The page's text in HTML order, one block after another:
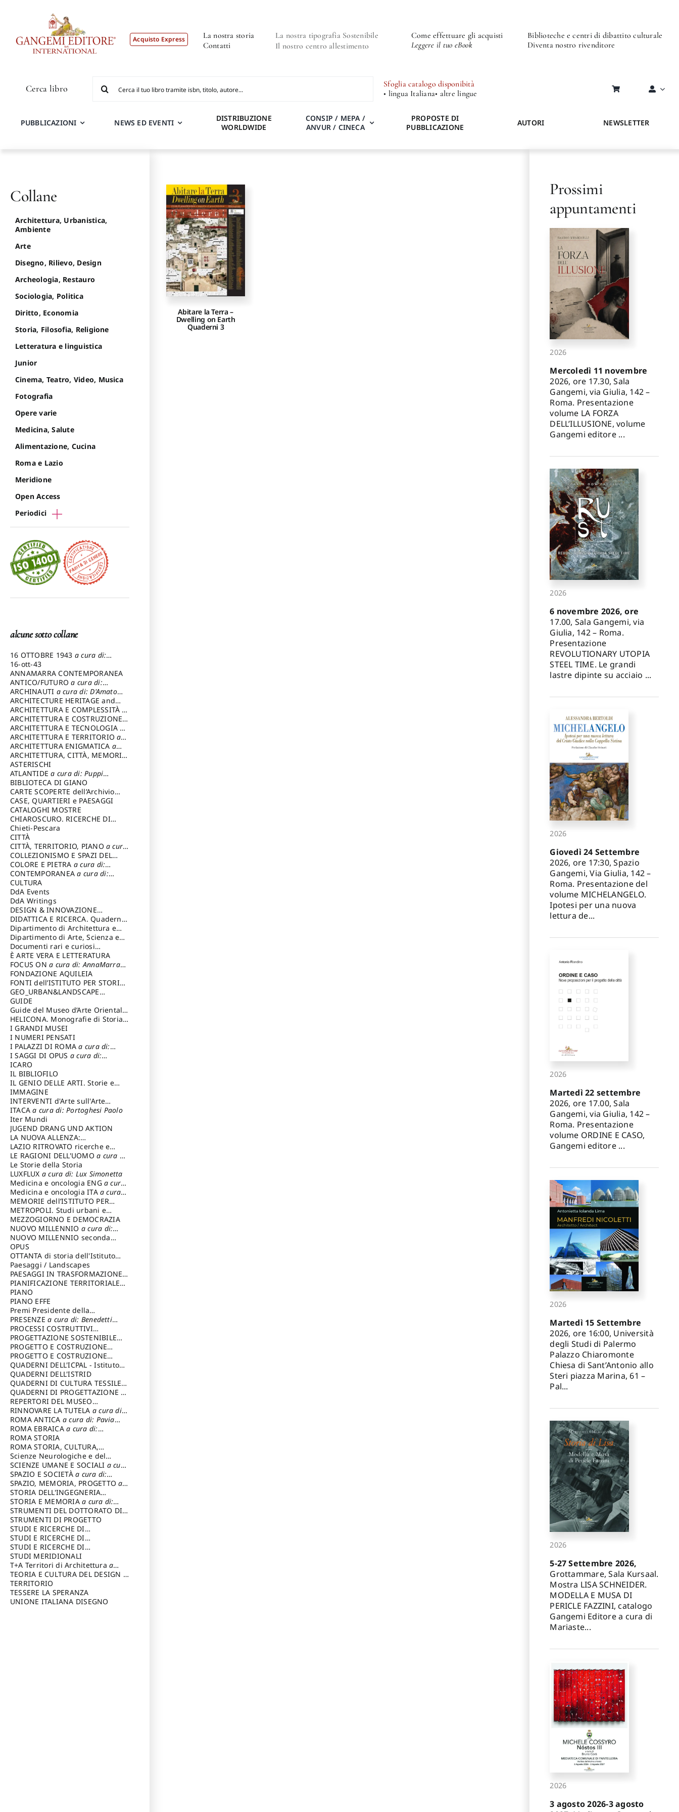
Acquisto Express
La nostra storia
Contatti
La nostra tipografia Sostenibile
Il nostro centro allestimento
Come effettuare gli acquisti
Leggere il tuo eBook
Biblioteche e centri di dibattito culturale
Diventa nostro rivenditore
Cerca libro
per:
Sfoglia catalogo disponibità
• lingua Italiana• altre lingue
PUBBLICAZIONI NEWS ED EVENTI
DISTRIBUZIONE
WORLDWIDE
CONSIP / MEPA /
ANVUR / CINECA
PROPOSTE DI
PUBBLICAZIONE
AUTORI NEWSLETTER
Abitare la Terra –
Dwelling on Earth
Quaderni 3
Collane
Architettura, Urbanistica,
Ambiente
Arte
Disegno, Rilievo, Design
Archeologia, Restauro
Sociologia, Politica
Diritto, Economia
Storia, Filosofia, Religione
Letteratura e linguistica
Junior
Cinema, Teatro, Video, Musica
Fotografia
Opere varie
Medicina, Salute
Alimentazione, Cucina
Roma e Lazio
Meridione
Open Access
Periodici
alcune sotto collane
16 OTTOBRE 1943 a cura di:
Pezzetti Marcello
16-ott-43
ANNAMARRA CONTEMPORANEA
ANTICO/FUTUROa cura di:
Varagnoli Claudio
ARCHINAUTI a cura di: D'Amato
Claudio
ARCHITECTURE HERITAGE and
DESIGN
ARCHITETTURA E COMPLESSITÀ a
cura di: Piva Antonio
ARCHITETTURA E COSTRUZIONEa
cura di: Poretti Sergio
ARCHITETTURA E TECNOLOGIA a
cura di: Carrara Gianfranco
ARCHITETTURA E TERRITORIOa
cura di: Pietrogrande Enrico
ARCHITETTURA ENIGMATICA a
cura di: Lenci Ruggero
ARCHITETTURA, CITTÀ, MEMORIA
a cura di: Valeriani Enrico
ASTERISCHI
ATLANTIDEa cura di: Puppi
Lionello
BIBLIOTECA DI GIANO
CARTE SCOPERTE dell’Archivio
Storico Capitolino
CASE, QUARTIERI e PAESAGGI
CATALOGHI MOSTRE
CHIAROSCURO. RICERCHE DI
STORIA E STORIA DELL'ARTE
cura di: Di Carpegna Falconieri
Tommaso
Chieti-Pescara
CITTÀ
CITTÀ, TERRITORIO, PIANO a cura
di: Imbesi Giuseppe
COLLEZIONISMO E SPAZI DEL
COLLEZIONISMO a cura di:
Magnani Lauro
COLORE E PIETRA a cura di:
Selvaggi Giuseppe
CONTEMPORANEAa cura di:
Gubinelli Luna
CULTURA
DdA Events
DdA Writings
DESIGN & INNOVAZIONE
TECNOLOGICAa cura di: Vallicelli
Andrea
DIDATTICA E RICERCA. Quaderni
della Scuola
Dipartimento di Architettura e
Analisi della Città Mediterranea
Dipartimento di Arte, Scienza e
Tecnica del Costuire
Documenti rari e curiosi
dall'Archivio Segreto
È ARTE VERA E LETTERATURA
FOCUS ONa cura di: AnnaMarra
Contemporanea
FONDAZIONE AQUILEIA
FONTI dell’ISTITUTO PER STORIA
DEL RISORGIMENTO
GEO_URBAN&LANDSCAPE
PLANNING (GULP)
Trusiani Elio
GUIDE
Guide del Museo d’Arte Orientale
“Giuseppe Tucci”
HELICONA. Monografie di Storia
dell'Artea cura di: Gallo Marco
I GRANDI MUSEI
I NUMERI PENSATI
I PALAZZI DI ROMAa cura di:
Ippoliti Alessandro
I SAGGI DI OPUS a cura di:
Scalesse Tommaso
ICARO
IL BIBLIOFILO
IL GENIO DELLE ARTI. Storie e
interpretazione
IMMAGINE
INTERVENTI d'Arte sull'Arte
dedicata alla cultura della
conservazione d’arte
Fondazione Paola Droghetti onlus
ITACAa cura di: Portoghesi Paolo
Iter Mundi
JUGEND DRANG UND AKTION
LA NUOVA ALLENZA:
ARCHITETTURA & AMBIENTE
LAZIO RITROVATO ricerche e
restauri
LE RAGIONI DELL'UOMOa cura di:
Lombardi Satriani Luigi
Le Storie della Storia
LUXFLUX a cura di: Lux Simonetta
Medicina e oncologia ENG a cura
di: Lopez Massimo
Medicina e oncologia ITA a cura
di: Lopez Massimo
MEMORIE dell’ISTITUTO PER
STORIA DEL RISORGIMENTO
METROPOLI. Studi urbani e
regionali
MEZZOGIORNO E DEMOCRAZIA
NUOVO MILLENNIO a cura di:
Capaldo Pellegrino
NUOVO MILLENNIO seconda
serie
Francesco
OPUS
OTTANTA di storia dell'Istituto
storia dell’Istitutoa cura di:
Cavalieri Patrizia
Paesaggi / Landscapes
PAESAGGI IN TRASFORMAZIONEa
cura di: Corti Enrico A.
PIANIFICAZIONE TERRITORIALE
URBANISTICA ED AMBIENTALE
cura di: Costa Enrico
PIANO
PIANO EFFE
Premi Presidente della
Repubblica
PRESENZEa cura di: Benedetti
Sandro
PROCESSI COSTRUTTIVI
DELL'ARCHITETTURAa cura di:
Ippoliti Alessandro
PROGETTAZIONE SOSTENIBILE
PARTECIPATA
PROGETTO E COSTRUZIONE
DELL’ARCHITETTURA
PROGETTO E COSTRUZIONE
SOSTENIBILE
QUADERNI DELL'ICPAL - Istituto
centrale per il restauro e la
conservazione del patrimonio
archivistico e librario
QUADERNI DELL'ISTRID
QUADERNI DI CULTURA TESSILEa
cura di: Crispolti Livia
QUADERNI DI PROGETTAZIONE a
cura di: Giura Longo Tommaso
REPERTORI DEL MUSEO
CENTRALE DEL RISORGIMENTOa
cura di: Pizzo Marco
RINNOVARE LA TUTELA a cura di:
Cicalò Enrico
ROMA ANTICA a cura di: Pavia
Carlo
ROMA EBRAICAa cura di:
Procaccia Claudio
ROMA STORIA
ROMA STORIA, CULTURA,
IMMAGINEa cura di: Fagiolo
Marcello
Scienze Neurologiche e del
Comportamento
SCIENZE UMANE E SOCIALI a cura
di: Iannizzi Salvatore
SPAZIO E SOCIETÀa cura di:
Cassetti Roberto
SPAZIO, MEMORIA, PROGETTOa
cura di: Rossi Massimo
STORIA DELL'INGEGNERIA
STRUTTURALE IN ITALIAa cura di:
Poretti Sergio
STORIA E MEMORIAa cura di:
Rossi Lauro
STRUMENTI DEL DOTTORATO DI
RICERCA IN RILIEVO E
RAPPRESENTAZIONE
DELL’ARCHITETTURA E
DELL’AMBIENTEa cura di: Migliari
Riccardo
STRUMENTI DI PROGETTO
STUDI E RICERCHE DI
ARCHEOLOGIA IN SICILIA
di: Pelagatti Paola
STUDI E RICERCHE DI
ARCHITETTURA del Dipartimento
di Architettura Università degli
Studi G. d' Annunzio
STUDI E RICERCHE DI
ARCHITETTURA del Dipartimento
di Architettura Università degli
Studi G. d' Annunzio, Chieti-
Pescaraa cura di: Fusero Paolo
STUDI MERIDIONALI
T+A Territori di Architetturaa
cura di: Ramazzotti Luigi
TEORIA E CULTURA DEL DESIGN a
cura di: Furlanis Giuseppe
TERRITORIO
TESSERE LA SPERANZA
UNIONE ITALIANA DISEGNO
Prossimi
appuntamenti
2026
Mercoledì 11 novembre
2026, ore 17.30, Sala
Gangemi, via Giulia, 142 –
Roma. Presentazione
volume LA FORZA
DELL’ILLUSIONE, volume
Gangemi editore ...
2026
6 novembre 2026, ore
17.00, Sala Gangemi, via
Giulia, 142 – Roma.
Presentazione
REVOLUTIONARY UTOPIA
STEEL TIME. Le grandi
lastre dipinte su acciaio ...
2026
Giovedì 24 Settembre
2026, ore 17:30, Spazio
Gangemi, Via Giulia, 142 –
Roma. Presentazione del
volume MICHELANGELO.
Ipotesi per una nuova
lettura de...
2026
Martedì 22 settembre
2026, ore 17.00, Sala
Gangemi, via Giulia, 142 –
Roma. Presentazione
volume ORDINE E CASO,
Gangemi editore ...
2026
Martedì 15 Settembre
2026, ore 16:00, Università
degli Studi di Palermo
Palazzo Chiaromonte
Chiesa di Sant’Antonio allo
Steri piazza Marina, 61 –
Pal...
2026
5-27 Settembre 2026,
Grottammare, Sala Kursaal.
Mostra LISA SCHNEIDER.
MODELLA E MUSA DI
PERICLE FAZZINI, catalogo
Gangemi Editore a cura di
Mariaste...
2026
3 agosto 2026-3 agosto